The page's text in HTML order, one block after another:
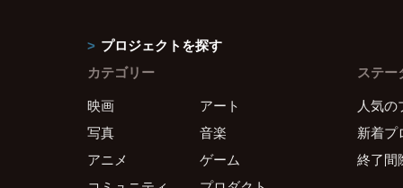
プロジェクトを探す
カテゴリー
映画
アート
写真
音楽
アニメ
ゲーム
ステー
人気の
新着プ
終了間